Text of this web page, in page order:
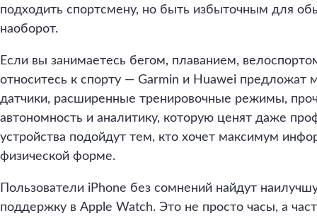
подходить спортсмену, но быть избыточным для
наоборот.
Если вы занимаетесь бегом, плаванием,
относитесь к спорту — Garmin и Huawei предложат
датчики, расширенные тренировочные режимы,
автономность и аналитику, которую ценят даже
устройства подойдут тем, кто хочет максимум
физической форме.
Пользователи iPhone без сомнений найдут
поддержку в Apple Watch. Это не просто часы, а